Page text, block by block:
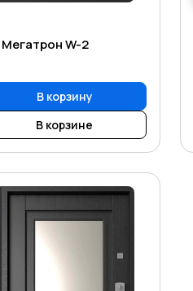
W-2
В корзину
В корзине